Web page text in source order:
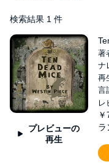
検索結果 1 件
プレビューの
再生
著
ナ
再
言
レ
ラ